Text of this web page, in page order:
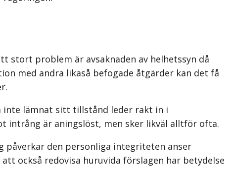
stort problem är avsaknaden av helhetssyn då
med andra likaså befogade åtgärder kan det få
inte lämnat sitt tillstånd leder rakt in i
intrång är aningslöst, men sker likväl alltför ofta.
den personliga integriteten anser
också redovisa huruvida förslagen har betydelse